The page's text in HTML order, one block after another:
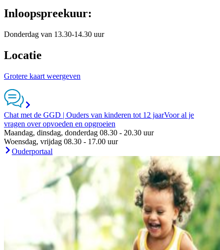
Inloopspreekuur:
Donderdag van 13.30-14.30 uur
Locatie
Grotere kaart weergeven
Chat met de GGD | Ouders van kinderen tot 12 jaarVoor al je
vragen over opvoeden en opgroeien
Maandag, dinsdag, donderdag 08.30 - 20.30 uur
Woensdag, vrijdag 08.30 - 17.00 uur
Ouderportaal